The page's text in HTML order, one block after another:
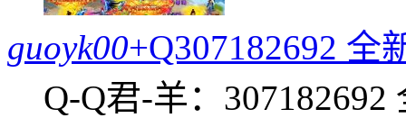
guoyk00+Q307182692
Q-Q君-羊：